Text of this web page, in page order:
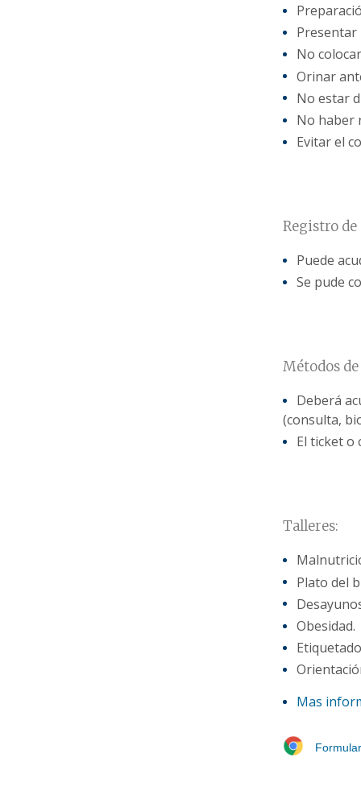
Presentar
No
Orinar
No estar
No haber
Evitar el
Registro
Puede
Se pude
Métodos
Deberá
(consulta,
El ticket
Talleres:
Plato del
Obesidad.
Mas